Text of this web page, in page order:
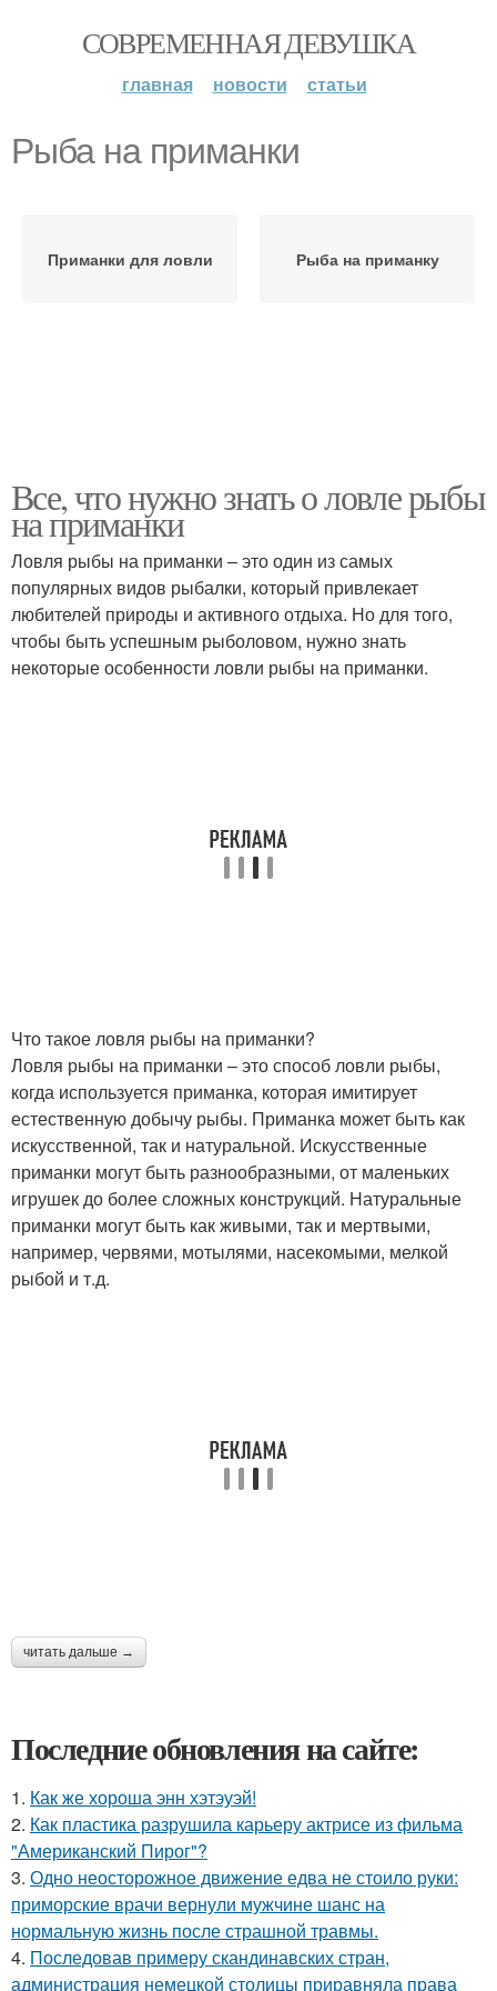
СОВРЕМЕННАЯ ДЕВУШКА
главная новости статьи
Рыба на приманки
Приманки для ловли Рыба на приманку
Все, что нужно знать о ловле рыбы
на приманки
Ловля рыбы на приманки – это один из самых
популярных видов рыбалки, который привлекает
любителей природы и активного отдыха. Но для того,
чтобы быть успешным рыболовом, нужно знать
некоторые особенности ловли рыбы на приманки.
Что такое ловля рыбы на приманки?
Ловля рыбы на приманки – это способ ловли рыбы,
когда используется приманка, которая имитирует
естественную добычу рыбы. Приманка может быть как
искусственной, так и натуральной. Искусственные
приманки могут быть разнообразными, от маленьких
игрушек до более сложных конструкций. Натуральные
приманки могут быть как живыми, так и мертвыми,
например, червями, мотылями, насекомыми, мелкой
рыбой и т.д.
читать дальше →
Последние обновления на сайте:
1. Как же хороша энн хэтэуэй!
2. Как пластика разрушила карьеру актрисе из фильма
"Американский Пирог"?
3. Одно неосторожное движение едва не стоило руки:
приморские врачи вернули мужчине шанс на
нормальную жизнь после страшной травмы.
4. Последовав примеру скандинавских стран,
администрация немецкой столицы приравняла права